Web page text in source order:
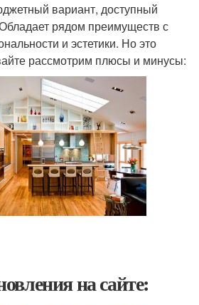
вариант, доступный
рядом преимуществ с
и эстетики. Но это
рассмотрим плюсы и минусы:
на сайте: